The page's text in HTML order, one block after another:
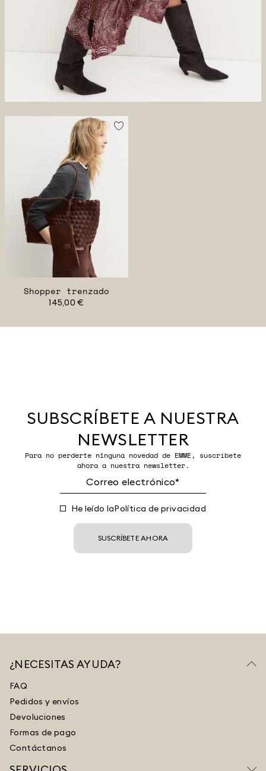
Shopper trenzado
145,00 €
SUBSCRÍBETE A NUESTRA
NEWSLETTER
Para no perderte ninguna novedad de EMME, suscríbete
ahora a nuestra newsletter.
He leído laPolítica de privacidad
SUSCRÍBETE AHORA
¿NECESITAS AYUDA?
FAQ
Pedidos y envíos
Devoluciones
Formas de pago
Contáctanos